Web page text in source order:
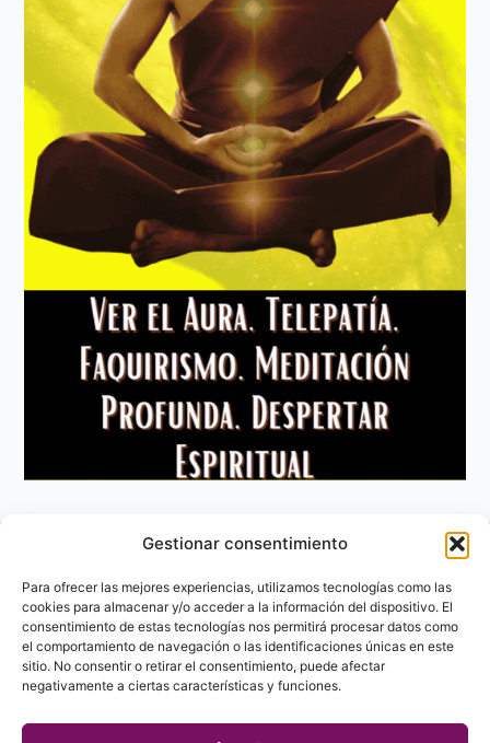
Gestionar consentimiento
Para ofrecer las mejores experiencias, utilizamos tecnologías como las
cookies para almacenar y/o acceder a la información del dispositivo. El
consentimiento de estas tecnologías nos permitirá procesar datos como
el comportamiento de navegación o las identificaciones únicas en este
sitio. No consentir o retirar el consentimiento, puede afectar
negativamente a ciertas características y funciones.
Aviso Legal
Política de privacidad
Política de Cookies
Contacto